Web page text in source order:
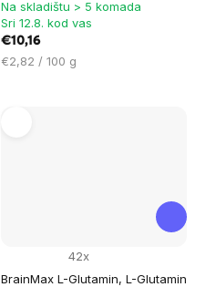
Na skladištu > 5 komada
Sri 12.8. kod vas
€10,16
Cijena
€2,82 / 100 g
BrainMax L-Glutamin, L-Glutamin
42x